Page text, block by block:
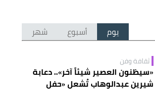
يوم أسبوع شهر
ثقافة وفن
«سيظنون العصير شيئاً آخر».. دعابة
شيرين عبدالوهاب تُشعل «حفل